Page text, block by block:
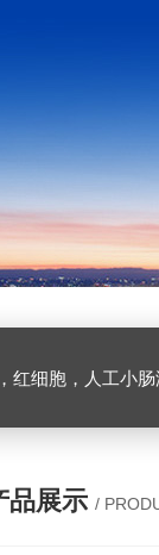
红细胞，人工小
品展示 /